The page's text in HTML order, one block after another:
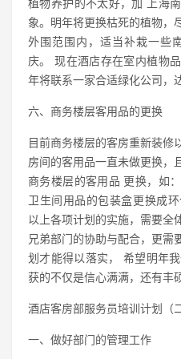
植物养护的不太好，加 上海
象。明年将更换枯死的植物，
外围范围内，适当补栽一些
庆。 现在酒店存在室内植物
年将联系一家合适绿化公司，
六、商务楼层客用品的更换
目前商务楼层的客房重新装修
房间的客用品一直未做更换，
商务楼层的客用品 更换，如
卫生间用品的包装盒更换成
以上各项计划的实施，需要全
兄弟部门的协助与配合，更需
划才能得以落实， 希望明年
获的不仅是信心满满，还有丰
酒店客房部服务员培训计划（
一、做好部门的管理工作